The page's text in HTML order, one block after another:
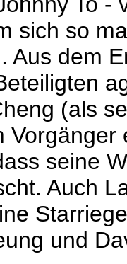
sich so
Aus dem
(als
seine
Auch
und